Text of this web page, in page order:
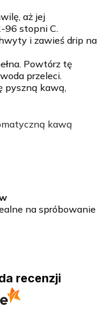
aż jej
96 stopni C.
i zawieś drip na
Powtórz tę
przeleci.
pyszną kawą,
kawą
na spróbowanie
recenzji